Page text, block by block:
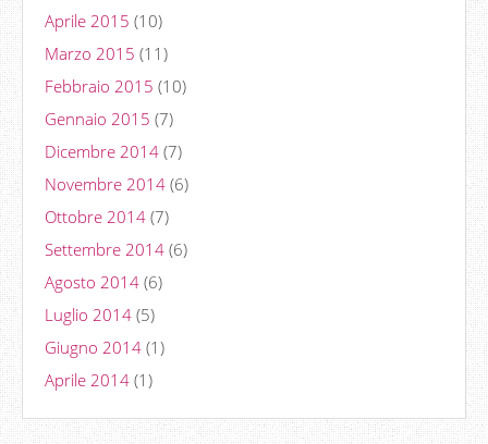
Aprile 2015 (10)
Marzo 2015 (11)
Febbraio 2015 (10)
Gennaio 2015 (7)
Dicembre 2014 (7)
Novembre 2014 (6)
Ottobre 2014 (7)
Settembre 2014 (6)
Agosto 2014 (6)
Luglio 2014 (5)
Giugno 2014 (1)
Aprile 2014 (1)